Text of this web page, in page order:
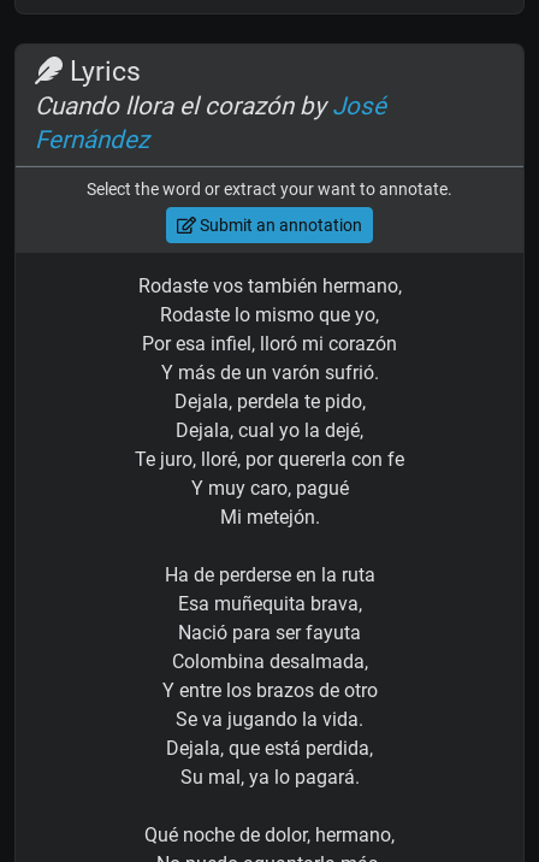
Lyrics
Cuando llora el corazón byJosé
Fernández
Select the word or extract your want to annotate.
Submit an annotation
Rodaste vos también hermano,
Rodaste lo mismo que yo,
Por esa infiel, lloró mi corazón
Y más de un varón sufrió.
Dejala, perdela te pido,
Dejala, cual yo la dejé,
Te juro, lloré, por quererla con fe
Y muy caro, pagué
Mi metejón.
Ha de perderse en la ruta
Esa muñequita brava,
Nació para ser fayuta
Colombina desalmada,
Y entre los brazos de otro
Se va jugando la vida.
Dejala, que está perdida,
Su mal, ya lo pagará.
Qué noche de dolor, hermano,